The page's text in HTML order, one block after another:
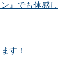
』でも体感し
す！